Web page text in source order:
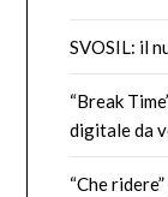
SVOSIL: il
“Break
digitale da
“Che